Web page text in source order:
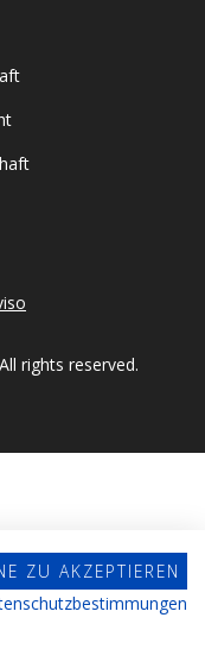
rights reserved.
ZU AKZEPTIEREN